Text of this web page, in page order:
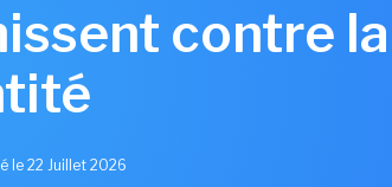
contre
le 22 Juillet 2026